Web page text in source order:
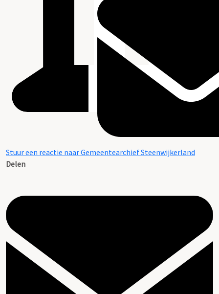
Stuur een reactie naar Gemeentearchief Steenwijkerland
Delen